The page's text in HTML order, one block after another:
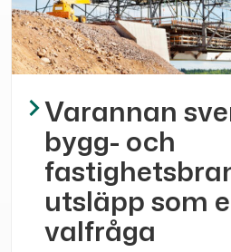
Varannan
bygg- och
utsläpp som
valfråga